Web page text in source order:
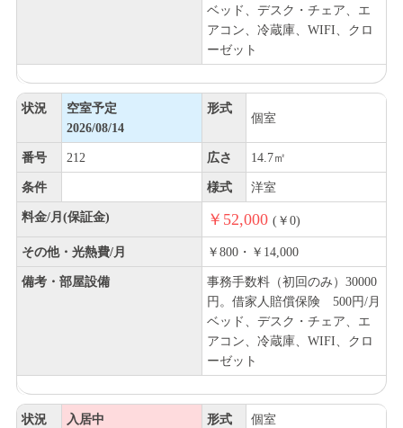
ベッド、デスク・チェア、エ
アコン、冷蔵庫、WIFI、クロ
ーゼット
状況
空室予定
2026/08/14
形式
個室
番号 212 広さ 14.7㎡
条件 様式 洋室
料金/月(保証金) ￥52,000 (￥0)
その他・光熱費/月 ￥800・￥14,000
備考・部屋設備
事務手数料（初回のみ）30000
円。借家人賠償保険 500円/月
ベッド、デスク・チェア、エ
アコン、冷蔵庫、WIFI、クロ
ーゼット
状況 入居中 形式 個室